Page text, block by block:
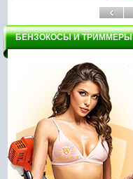
БЕНЗОКОСЫ И ТРИММЕРЫ